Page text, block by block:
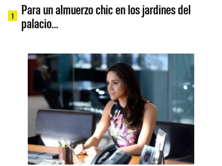
1
Para un almuerzo chic en los jardines del
palacio…